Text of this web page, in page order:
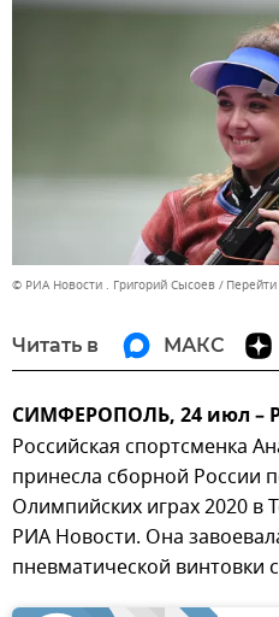
© РИА Новости . Григорий Сысоев
Читать в МАКС
СИМФЕРОПОЛЬ, 24 июл –
Российская спортсменка
принесла сборной России
Олимпийских играх 2020 в
РИА Новости. Она
пневматической винтовки